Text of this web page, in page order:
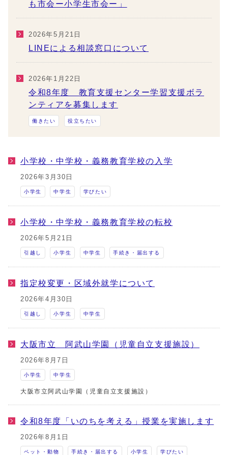
も市会ー小学生市会ー」
2026年5月21日
LINEによる相談窓口について
2026年1月22日
令和8年度 教育支援センター学習支援ボラ
ンティアを募集します
働きたい 役立ちたい
小学校・中学校・義務教育学校の入学
2026年3月30日
小学生 中学生 学びたい
小学校・中学校・義務教育学校の転校
2026年5月21日
引越し 小学生 中学生 手続き・届出する
指定校変更・区域外就学について
2026年4月30日
引越し 小学生 中学生
大阪市立 阿武山学園（児童自立支援施設）
2026年8月7日
小学生 中学生
大阪市立阿武山学園（児童自立支援施設）
令和8年度「いのちを考える」授業を実施します
2026年8月1日
ペット・動物 手続き・届出する 小学生 学びたい